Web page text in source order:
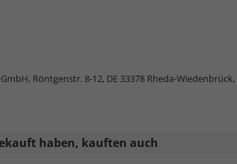
Röntgenstr. 8-12, DE 33378 Rheda-Wiedenbrück,
haben, kauften auch